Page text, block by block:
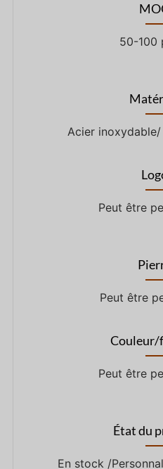
50-100
Acier
Peut être
Peut être
Peut être
État du
En stock /